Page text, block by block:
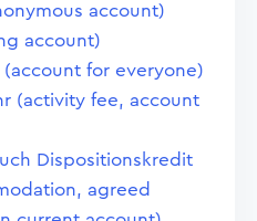
account)
account)
for everyone)
(activity fee, account
Dispositionskredit
agreed